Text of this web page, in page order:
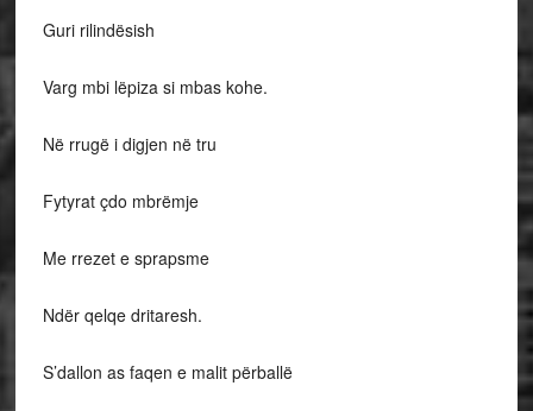
Guri rilindësish
Varg mbi lëpiza si mbas kohe.
Në rrugë i digjen në tru
Fytyrat çdo mbrëmje
Me rrezet e sprapsme
Ndër qelqe dritaresh.
S’dallon as faqen e malit përballë